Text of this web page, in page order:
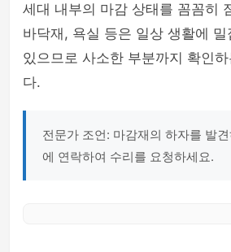
세대 내부의 마감 상태를 꼼꼼히
바닥재, 욕실 등은 일상 생활에 밀
있으므로 사소한 부분까지 확인
다.
전문가 조언: 마감재의 하자를 발
에 연락하여 수리를 요청하세요.